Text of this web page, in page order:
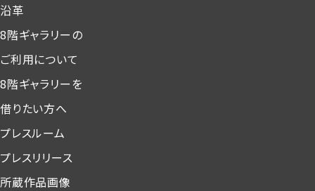
沿革
8階ギャラリーの
ご利用について
8階ギャラリーを
借りたい方へ
プレスルーム
プレスリリース
所蔵作品画像